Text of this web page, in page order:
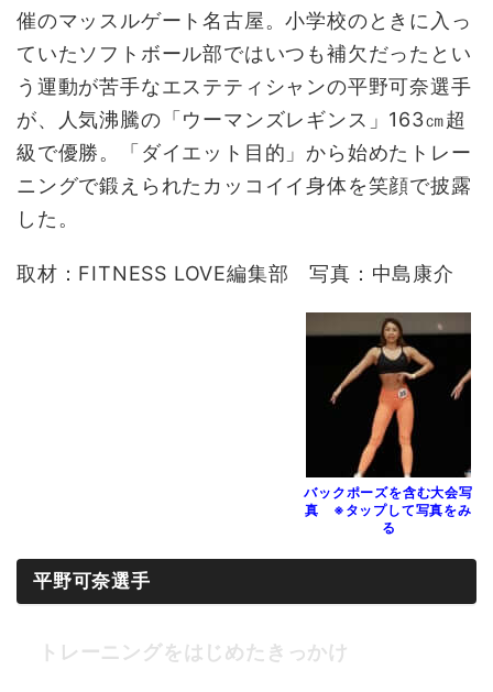
催のマッスルゲート名古屋。小学校のときに入っ
ていたソフトボール部ではいつも補欠だったとい
う運動が苦手なエステティシャンの平野可奈選手
が、人気沸騰の「ウーマンズレギンス」163㎝超
級で優勝。「ダイエット目的」から始めたトレー
ニングで鍛えられたカッコイイ身体を笑顔で披露
した。
取材：FITNESS LOVE編集部 写真：中島康介
バックポーズを含む大会写
真 ※タップして写真をみ
る
平野可奈選手
トレーニングをはじめたきっかけ